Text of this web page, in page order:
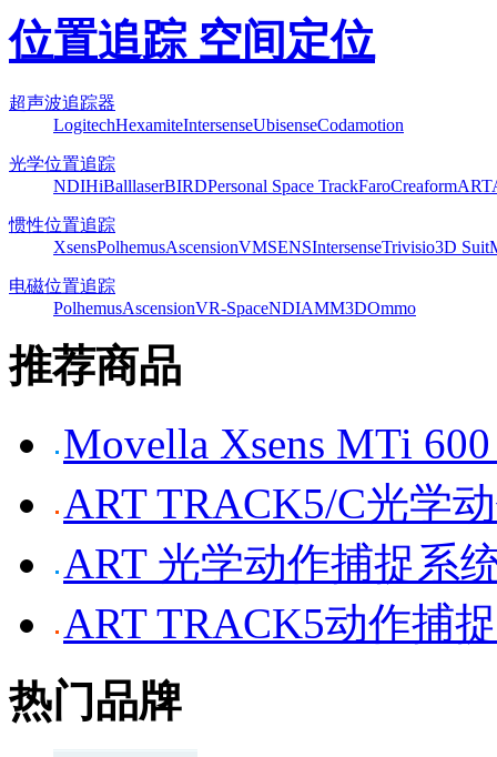
位置追踪 空间定位
超声波追踪器
LogitechHexamiteIntersenseUbisenseCodamotion
光学位置追踪
NDIHiBalllaserBIRDPersonal Space TrackFaroCreaformART
惯性位置追踪
XsensPolhemusAscensionVMSENSIntersenseTrivisio3D Suit
电磁位置追踪
PolhemusAscensionVR-SpaceNDIAMM3DOmmo
推荐商品
Movella Xsens MTi
ART TRACK5/C光学
ART 光学动作捕捉系
ART TRACK5动作捕
热门品牌